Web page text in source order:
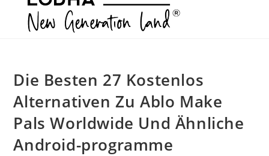
Die Besten 27 Kostenlos
Alternativen Zu Ablo Make
Pals Worldwide Und Ähnliche
Android-programme